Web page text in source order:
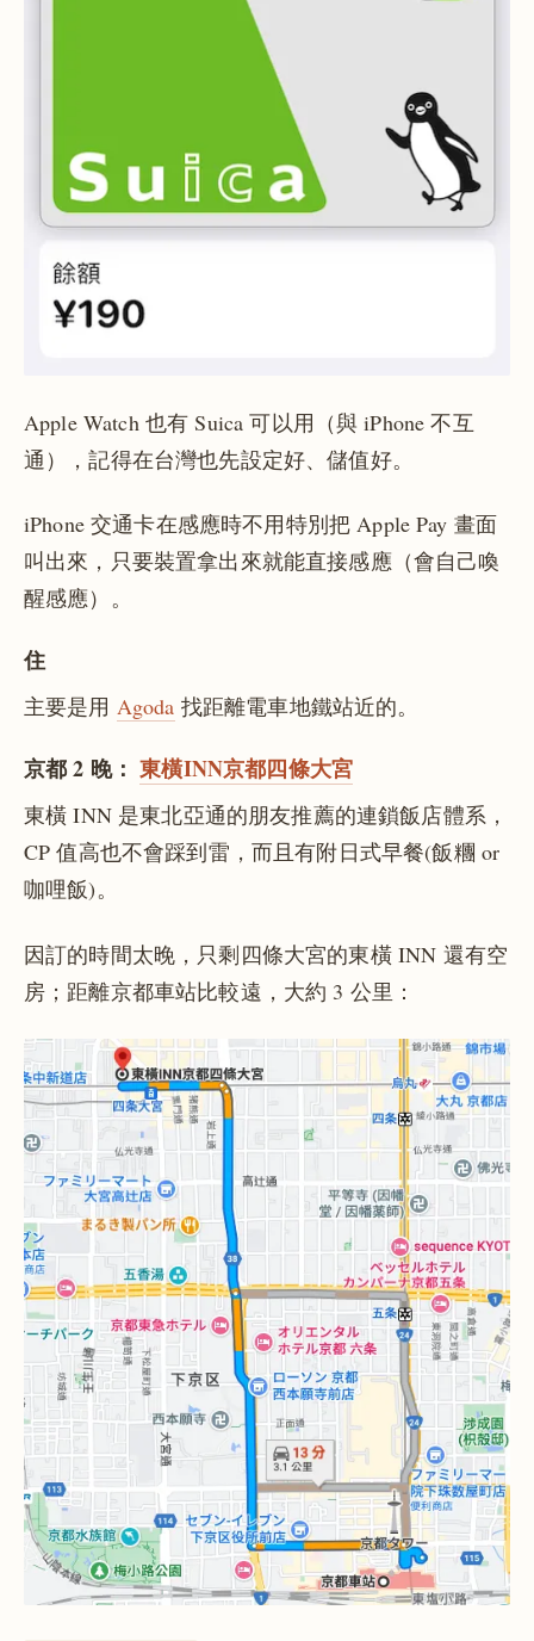
Apple Watch 也有 Suica 可以用（與 iPhone 不互
通），記得在台灣也先設定好、儲值好。
iPhone 交通卡在感應時不用特別把 Apple Pay 畫面
叫出來，只要裝置拿出來就能直接感應（會自己喚
醒感應）。
住
主要是用 Agoda 找距離電車地鐵站近的。
京都 2 晚：東橫INN京都四條大宮
東橫 INN 是東北亞通的朋友推薦的連鎖飯店體系，
CP 值高也不會踩到雷，而且有附日式早餐(飯糰 or
咖哩飯)。
因訂的時間太晚，只剩四條大宮的東橫 INN 還有空
房；距離京都車站比較遠，大約 3 公里：